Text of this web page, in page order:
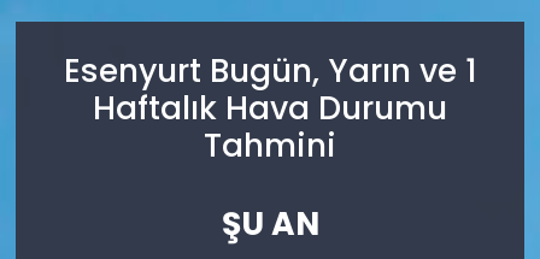
Esenyurt Bugün, Yarın ve 1
Haftalık Hava Durumu
Tahmini
ŞU AN
SAĞLIK
EĞİTİM
Süper Lig Puan Durumu ve Fikstür
Tüm Manşetler
Son Dakika Haberleri